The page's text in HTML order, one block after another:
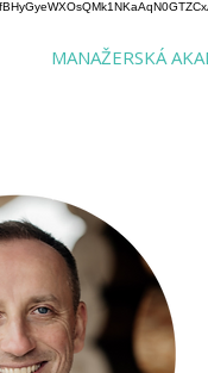
MANAŽERSKÁ